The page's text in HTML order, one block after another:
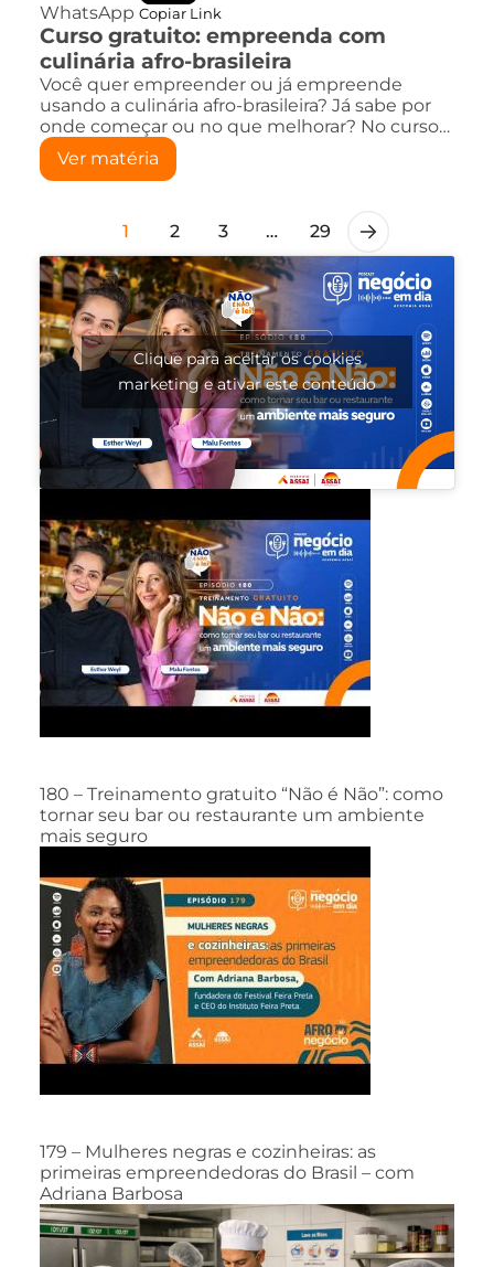
WhatsApp Copiar Link
Curso gratuito: empreenda com
culinária afro-brasileira
Você quer empreender ou já empreende
usando a culinária afro-brasileira? Já sabe por
onde começar ou no que melhorar? No curso…
Ver matéria
1 2 3 … 29
Clique para aceitar os cookies
marketing e ativar este conteúdo
180 – Treinamento gratuito “Não é Não”: como
tornar seu bar ou restaurante um ambiente
mais seguro
179 – Mulheres negras e cozinheiras: as
primeiras empreendedoras do Brasil – com
Adriana Barbosa